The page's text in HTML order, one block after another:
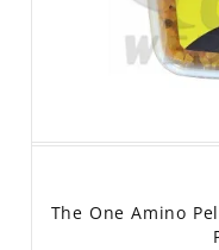
The One Amino